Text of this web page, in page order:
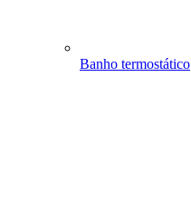
Banho termostático